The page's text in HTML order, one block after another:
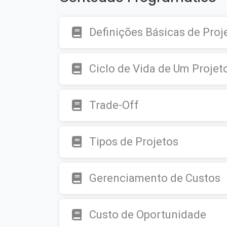
Definições Básicas de
Ciclo de Vida de Um
Trade-Off
Tipos de Projetos
Gerenciamento de Custos
Custo de Oportunidade